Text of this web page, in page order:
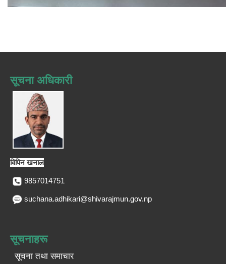
सूचना अधिकारी
विपिन खनाल
9857014751
suchana.adhikari@shivarajmun.gov.np
सूचनाहरू
सूचना तथा समाचार